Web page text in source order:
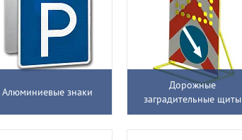
Алюминиевые знаки
Дорожные
заградительные щиты